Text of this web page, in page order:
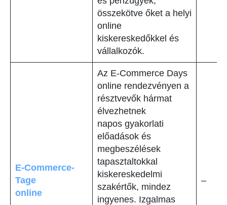
összekötve őket a helyi
online
kiskereskedőkkel és
vállalkozók.
E-Commerce-
Tage
online
Az E-Commerce Days
online rendezvényen a
résztvevők hármat
élvezhetnek
napos gyakorlati
előadások és
megbeszélések
tapasztaltokkal
kiskereskedelmi
szakértők, mindez
ingyenes. Izgalmas
–